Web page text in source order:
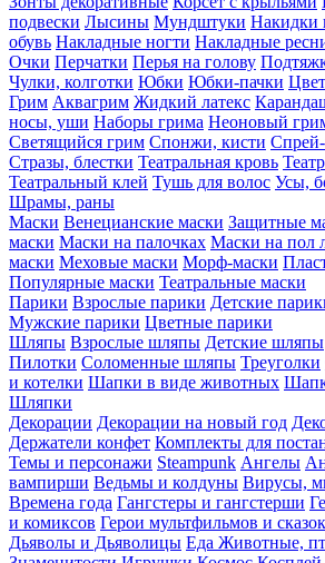
подвески Лысины Мундштуки Накидки
обувь Накладные ногти Накладные
Очки Перчатки Перья на голову
Чулки, колготки Юбки Юбки-пачки
Грим Аквагрим Жидкий латекс
носы, уши Наборы грима Неоновый
Светящийся грим Спонжи, кисти Спрей-
Стразы, блестки Театральная кровь
Театральный клей Тушь для волос Усы,
Шрамы, раны
Маски Венецианские маски Защитные
маски Маски на палочках Маски на пол
маски Меховые маски Морф-маски
Популярные маски Театральные маски
Парики Взрослые парики Детские
Мужские парики Цветные парики
Шляпы Взрослые шляпы Детские шляпы
Пилотки Соломенные шляпы Треуголки
и котелки Шапки в виде животных
Шляпки
Декорации Декорации на новый год
Держатели конфет Комплекты для
Темы и персонажи Steampunk Ангелы
вампирши Ведьмы и колдуны Вирусы,
Времена года Гангстеры и гангстерши
и комиксов Герои мультфильмов и сказок
Дьяволы и Дьяволицы Еда Животные,